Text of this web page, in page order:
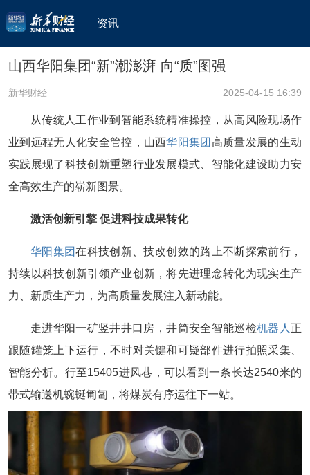
资讯
山西华阳集团“新”潮澎湃 向“质”图强
新华财经 2025-04-15 16:39
从传统人工作业到智能系统精准操控，从高风险现场作
业到远程无人化安全管控，山西华阳集团 高质量发展的生动
实践展现了科技创新重塑行业发展模式、智能化建设助力安
全高效生产的崭新图景。
激活创新引擎 促进科技成果转化
华阳集团在科技创新、技改创效的路上不断探索前行，
持续以科技创新引领产业创新，将先进理念转化为现实生产
力、新质生产力，为高质量发展注入新动能。
走进华阳一矿竖井井口房，井筒安全智能巡检机器人 正
跟随罐笼上下运行，不时对关键和可疑部件进行拍照采集、
智能分析。行至15405进风巷，可以看到一条长达2540米的
带式输送机蜿蜒匍匐，将煤炭有序运往下一站。